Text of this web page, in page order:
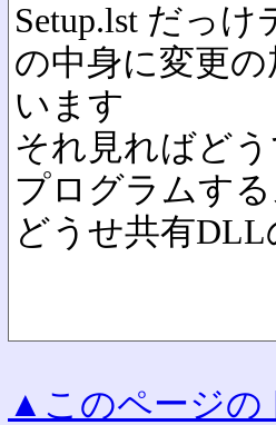
Setup.lst だっ
の中身に変更
います
それ見ればど
プログラムす
どうせ共有
▲このページの